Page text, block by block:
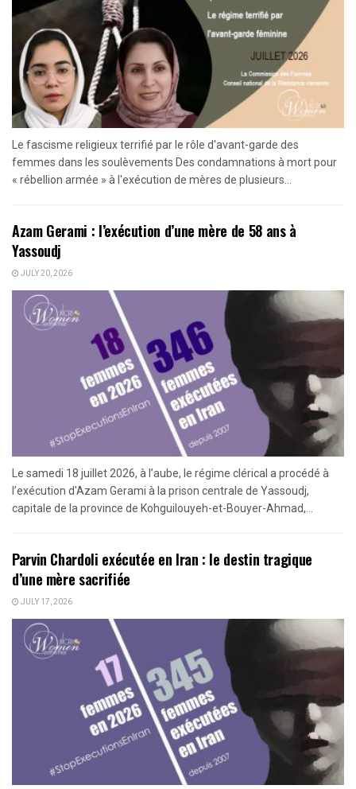
Le fascisme religieux terrifié par le rôle d'avant-garde des
femmes dans les soulèvements Des condamnations à mort pour
« rébellion armée » à l'exécution de mères de plusieurs...
Azam Gerami : l’exécution d’une mère de 58 ans à
Yassoudj
JULY 20, 2026
Le samedi 18 juillet 2026, à l’aube, le régime clérical a procédé à
l’exécution d'Azam Gerami à la prison centrale de Yassoudj,
capitale de la province de Kohguilouyeh-et-Bouyer-Ahmad,...
Parvin Chardoli exécutée en Iran : le destin tragique
d’une mère sacrifiée
JULY 17, 2026